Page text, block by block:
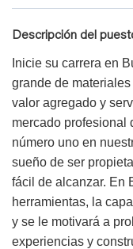
Descripción del
Inicie su carrera en
grande de
valor agregado y
mercado profesional
número uno en
sueño de ser
fácil de alcanzar. En
herramientas, la
y se le motivará a
experiencias y